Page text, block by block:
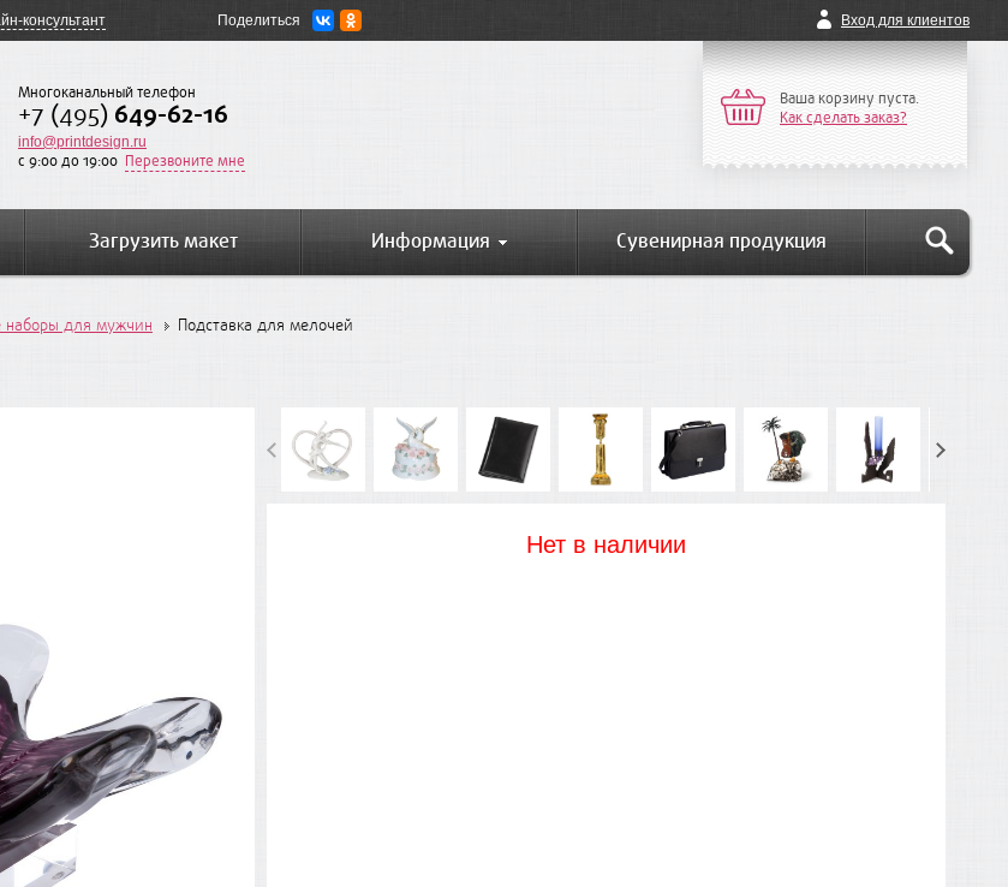
консультант Поделиться Вход для клиентов
Многоканальный телефон
+7 (495) 649-62-16
info@printdesign.ru
c 9:00 до 19:00 Перезвоните мне
Ваша корзину пуста.
Как сделать заказ?
Загрузить макет Информация Сувенирная продукция
наборы для мужчин Подставка для мелочей
Нет в наличии